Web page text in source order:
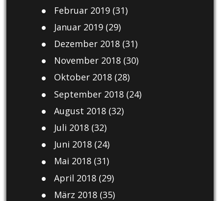
Februar 2019(31)
Januar 2019(29)
Dezember 2018(31)
November 2018(30)
Oktober 2018(28)
September 2018(24)
August 2018(32)
Juli 2018(32)
Juni 2018(24)
Mai 2018(31)
April 2018(29)
März 2018(35)